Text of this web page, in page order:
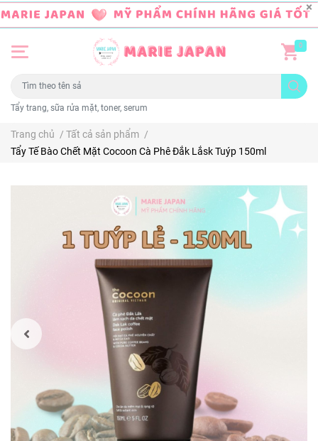
Tẩy trang, sữa rửa mặt, toner, serum
0
Trang chủ / Tất cả sản phẩm /
Tẩy Tế Bào Chết Mặt Cocoon Cà Phê Đắk Lắsk Tuýp 150ml